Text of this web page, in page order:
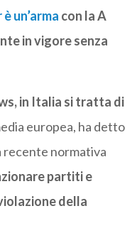
un’arma con la A
in vigore senza
in Italia si tratta di
europea, ha detto
recente normativa
partiti e
della